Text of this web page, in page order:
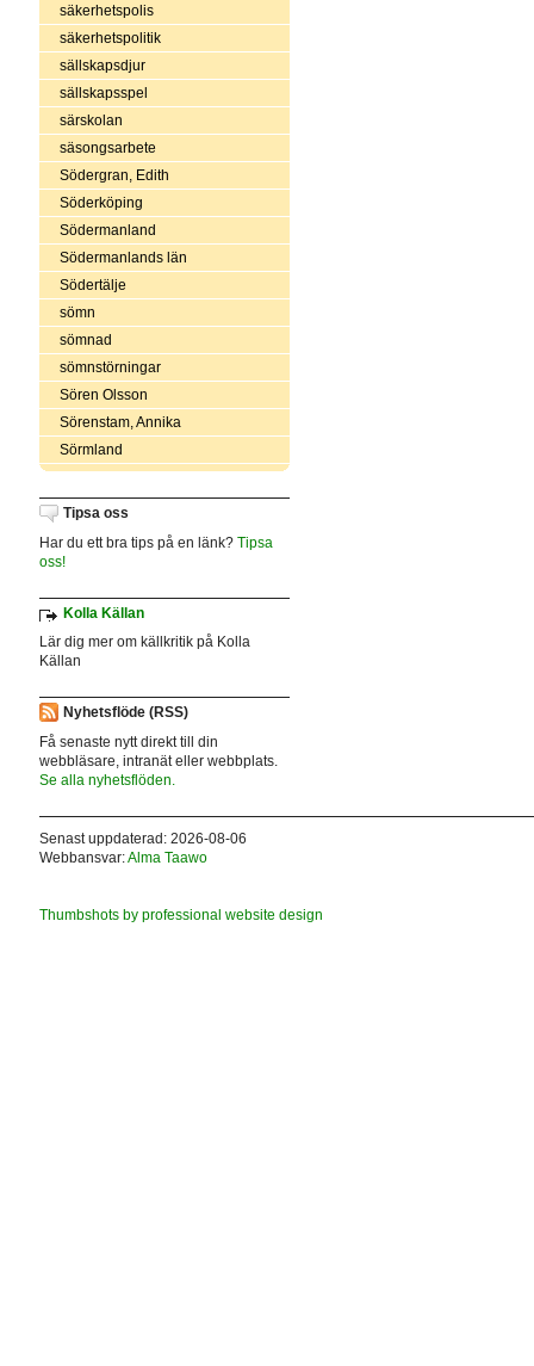
säkerhetspolis
säkerhetspolitik
sällskapsdjur
sällskapsspel
särskolan
säsongsarbete
Södergran, Edith
Söderköping
Södermanland
Södermanlands län
Södertälje
sömn
sömnad
sömnstörningar
Sören Olsson
Sörenstam, Annika
Sörmland
Tipsa oss
Har du ett bra tips på en länk? Tipsa
oss!
Kolla Källan
Lär dig mer om källkritik på Kolla
Källan
Nyhetsflöde (RSS)
Få senaste nytt direkt till din
webbläsare, intranät eller webbplats.
Se alla nyhetsflöden.
Senast uppdaterad: 2026-08-06
Webbansvar:Alma Taawo
Thumbshots by professional website design